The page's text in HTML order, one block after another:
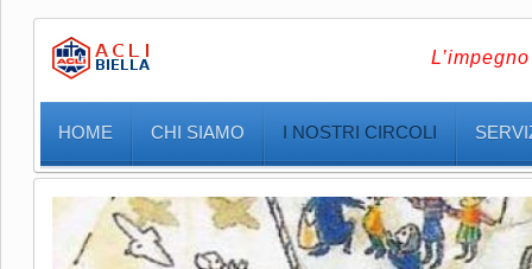
HOME CHI SIAMO I NOSTRI CIRCOLI